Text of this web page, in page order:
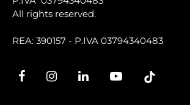
All rights reserved.
REA: 390157 - P.IVA 03794340483